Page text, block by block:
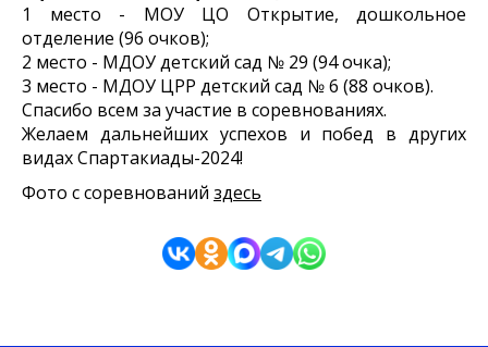
1 место - МОУ ЦО Открытие, дошкольное
отделение (96 очков);
2 место - МДОУ детский сад № 29 (94 очка);
3 место - МДОУ ЦРР детский сад № 6 (88 очков).
Спасибо всем за участие в соревнованиях.
Желаем дальнейших успехов и побед в других
видах Спартакиады-2024!
Фото с соревнований здесь